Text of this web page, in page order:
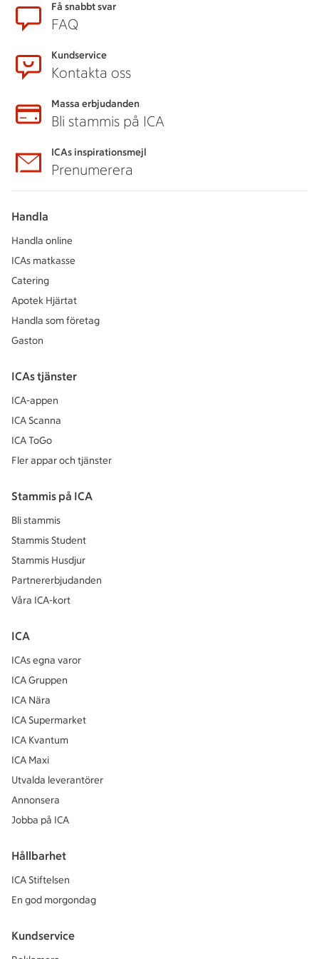
Få snabbt svar
FAQ
Kundservice
Kontakta oss
Massa erbjudanden
Bli stammis på ICA
ICAs inspirationsmejl
Prenumerera
Handla
Handla online
ICAs matkasse
Catering
Apotek Hjärtat
Handla som företag
Gaston
ICAs tjänster
ICA-appen
ICA Scanna
ICA ToGo
Fler appar och tjänster
Stammis på ICA
Bli stammis
Stammis Student
Stammis Husdjur
Partnererbjudanden
Våra ICA-kort
ICA
ICAs egna varor
ICA Gruppen
ICA Nära
ICA Supermarket
ICA Kvantum
ICA Maxi
Utvalda leverantörer
Annonsera
Jobba på ICA
Hållbarhet
ICA Stiftelsen
En god morgondag
Kundservice